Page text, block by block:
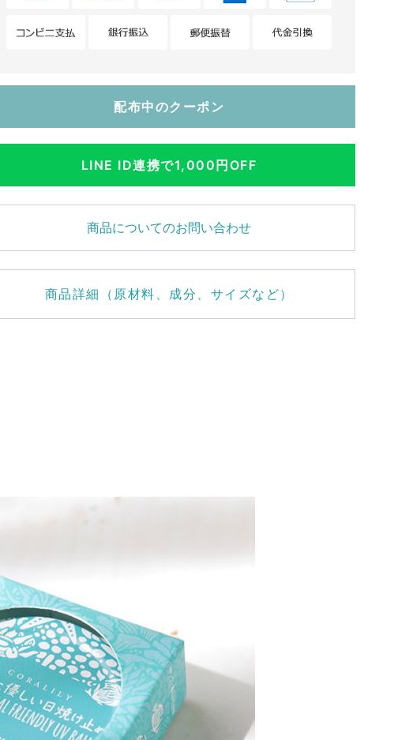
配布中のクーポン
LINE ID連携で1,000円OFF
商品についてのお問い合わせ
商品詳細（原材料、成分、サイズなど）